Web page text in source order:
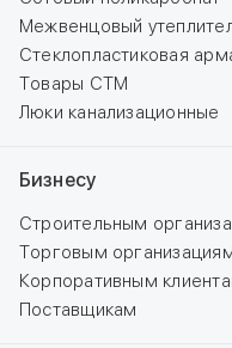
Межвенцовый
Стеклопластиковая
Товары СТМ
Люки канализационные
Бизнесу
Строительным
Торговым
Корпоративным
Поставщикам